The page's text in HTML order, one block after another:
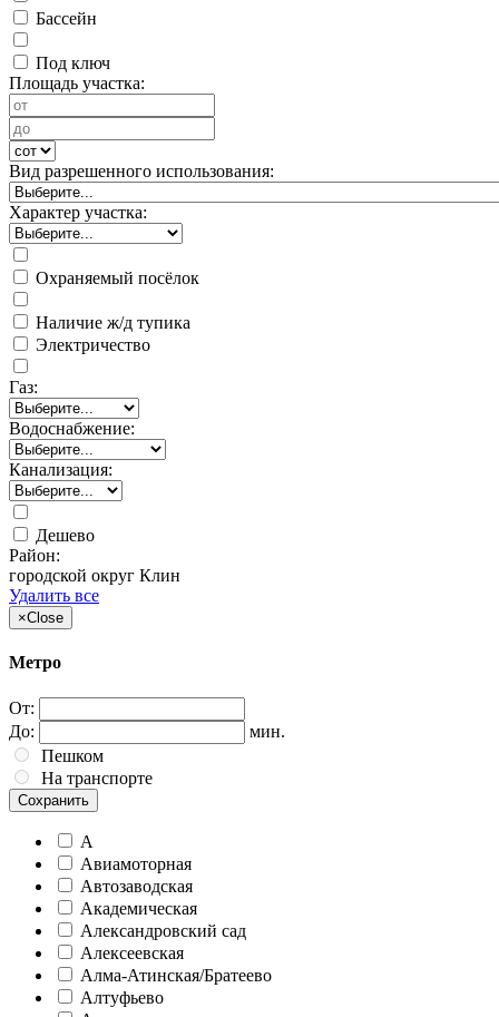
Бассейн
Под ключ
Площадь участка:
Вид разрешенного использования:
Характер участка:
Охраняемый посёлок
Наличие ж/д тупика
Электричество
Газ:
Водоснабжение:
Канализация:
Дешево
Район:
городской округ Клин
Удалить все
×Close
Метро
От:
До:
мин.
Пешком
На транспорте
Сохранить
А
Авиамоторная
Автозаводская
Академическая
Александровский сад
Алексеевская
Алма-Атинская/Братеево
Алтуфьево